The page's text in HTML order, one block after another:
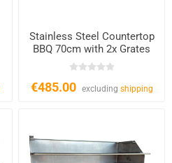
Stainless Steel Countertop
BBQ 70cm with 2x Grates
€485.00 excluding shipping